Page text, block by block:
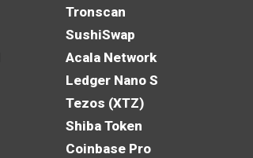
Tronscan
SushiSwap
Acala Network
Ledger Nano S
Tezos (XTZ)
Shiba Token
Coinbase Pro